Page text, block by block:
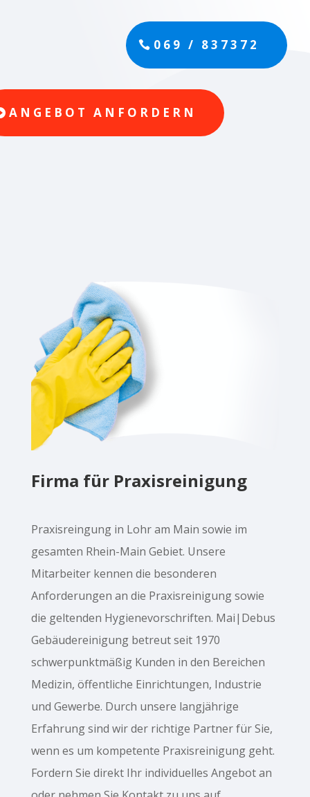
069 / 837372
ANGEBOT ANFORDERN
Firma für Praxisreinigung
Praxisreingung in Lohr am Main sowie im
gesamten Rhein-Main Gebiet. Unsere
Mitarbeiter kennen die besonderen
Anforderungen an die Praxisreinigung sowie
die geltenden Hygienevorschriften. Mai|Debus
Gebäudereinigung betreut seit 1970
schwerpunktmäßig Kunden in den Bereichen
Medizin, öffentliche Einrichtungen, Industrie
und Gewerbe. Durch unsere langjährige
Erfahrung sind wir der richtige Partner für Sie,
wenn es um kompetente Praxisreinigung geht.
Fordern Sie direkt Ihr individuelles Angebot an